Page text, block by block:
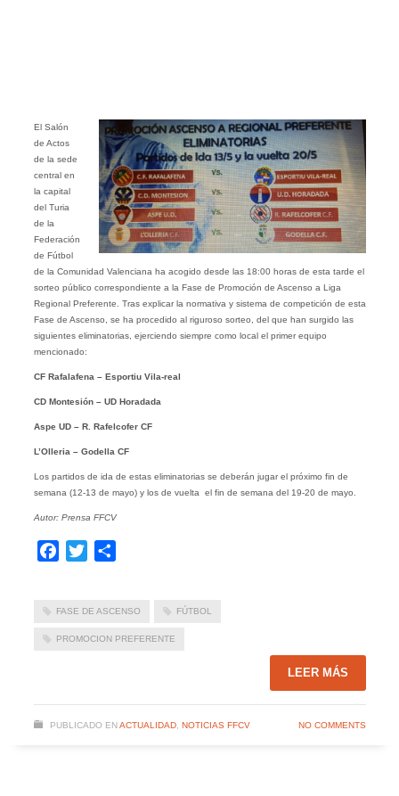
El Salón
de Actos
de la sede
central en
la capital
del Turia
de la
Federación
de Fútbol
de la Comunidad Valenciana ha acogido desde las 18:00 horas de esta tarde el
sorteo público correspondiente a la Fase de Promoción de Ascenso a Liga
Regional Preferente. Tras explicar la normativa y sistema de competición de esta
Fase de Ascenso, se ha procedido al riguroso sorteo, del que han surgido las
siguientes eliminatorias, ejerciendo siempre como local el primer equipo
mencionado:
CF Rafalafena – Esportiu Vila-real
CD Montesión – UD Horadada
Aspe UD – R. Rafelcofer CF
L’Olleria – Godella CF
Los partidos de ida de estas eliminatorias se deberán jugar el próximo fin de
semana (12-13 de mayo) y los de vuelta el fin de semana del 19-20 de mayo.
Autor: Prensa FFCV
Facebook
Twitter
FASE DE ASCENSO FÚTBOL
PROMOCION PREFERENTE
LEER MÁS
PUBLICADO EN ACTUALIDAD, NOTICIAS FFCV NO COMMENTS